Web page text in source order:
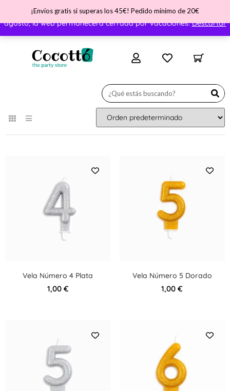
¡Nos vamos de vacaciones! ATENCIÓN - Del día 31 de julio al 11 de
agosto, la web permanecerá cerrada por vacaciones.Descartar
¡Envíos gratis si superas los 45€! Pedido mínimo de 20€
Vela Número 4 Plata
1,00 €
Vela Número 5 Dorado
1,00€